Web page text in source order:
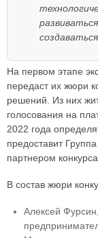
На первом этапе
передаст их жюри
решений. Из них
голосования на
2022 года
предоставит
партнером
В состав жюри
Алексей